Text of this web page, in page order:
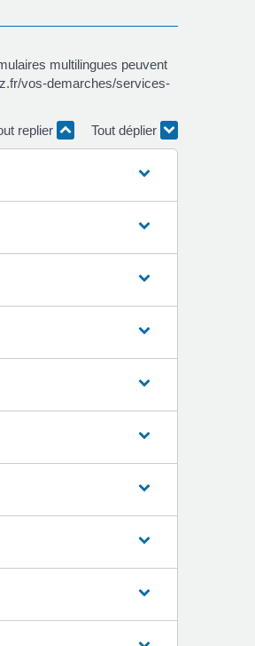
multilingues peuvent
vos-demarches/services-
replier
Tout déplier